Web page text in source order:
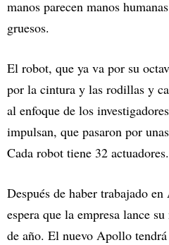
manos parecen manos
gruesos.
El robot, que ya va por su
por la cintura y las rodillas y
al enfoque de los
impulsan, que pasaron por
Cada robot tiene 32 actuadores.
Después de haber trabajado
espera que la empresa lance
de año. El nuevo Apollo